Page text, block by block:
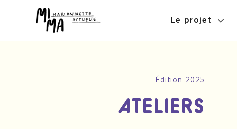
Le projet
Édition 2025
ATELIERS